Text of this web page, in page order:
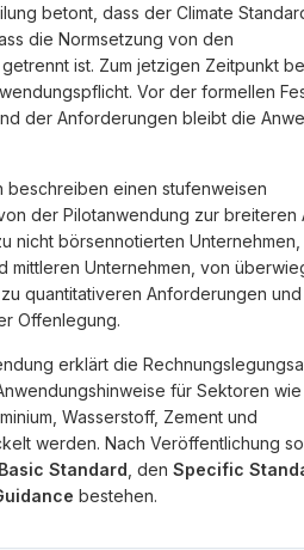
betont, dass der Climate
die Normsetzung von den
ist. Zum jetzigen Zeitpunkt
Vor der formellen
der Anforderungen bleibt die
beschreiben einen stufenweisen
der Pilotanwendung zur breiteren
nicht börsennotierten
mittleren Unternehmen, von
quantitativeren Anforderungen
Offenlegung.
erklärt die
für Sektoren
Wasserstoff, Zement und
werden. Nach Veröffentlichung
Basic Standard , den Specific
bestehen.